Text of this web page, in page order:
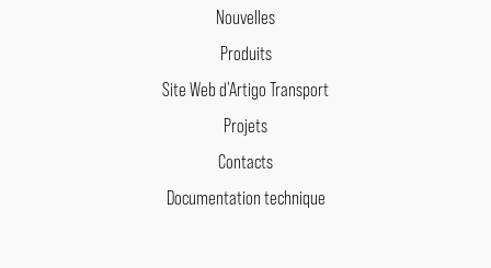
Nouvelles
Produits
Site Web d’Artigo Transport
Projets
Contacts
Documentation technique